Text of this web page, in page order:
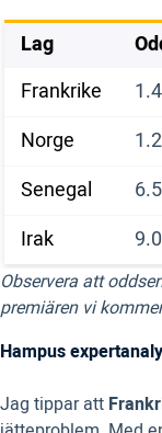
Lag
Frankrike
Norge
Senegal
Irak
Observera att
premiären vi
Hampus
Jag tippar att